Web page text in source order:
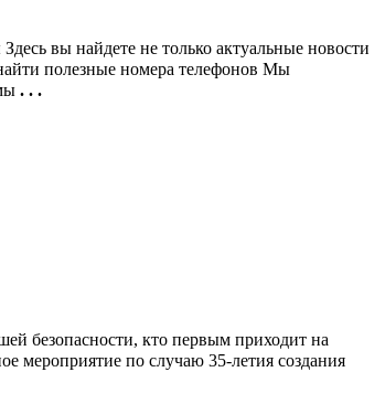
вы найдете не только актуальные новости
полезные номера телефонов Мы
. . .
безопасности, кто первым приходит на
мероприятие по случаю 35-летия создания